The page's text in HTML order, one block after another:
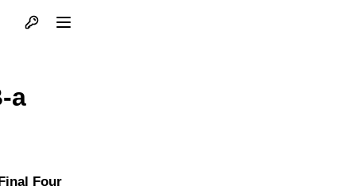
Otvori profil
a
Four